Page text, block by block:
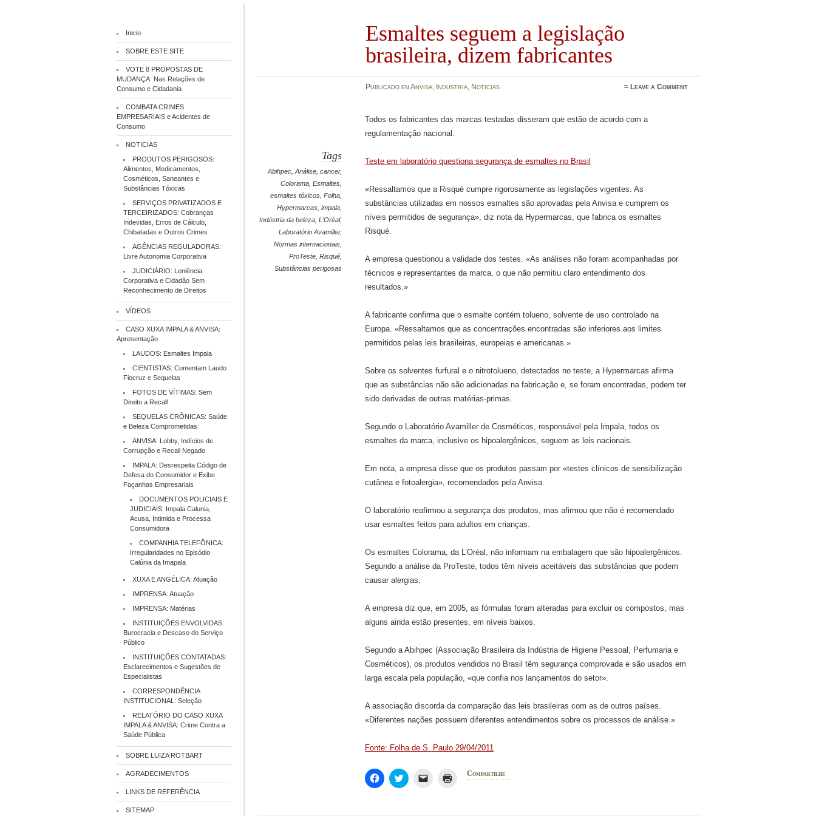
Esmaltes seguem a legislação
brasileira, dizem fabricantes
Publicado en Anvisa, Industria, Noticias ≈ Leave a Comment
Tags
Abihpec ,Análise ,cancer,
Colorama ,Esmaltes
esmaltes tóxicos ,Folha
Hypermarcas ,impala
Indústria da beleza ,L'Oréal,
Laboratório Avamiller,
Normas internacionais
ProTeste ,Risqué
Substâncias perigosas
Todos os fabricantes das marcas testadas disseram que estão de acordo com a
regulamentação nacional.
Teste em laboratório questiona segurança de esmaltes no Brasil
«Ressaltamos que a Risqué cumpre rigorosamente as legislações vigentes. As
substâncias utilizadas em nossos esmaltes são aprovadas pela Anvisa e cumprem os
níveis permitidos de segurança», diz nota da Hypermarcas, que fabrica os esmaltes
Risqué.
A empresa questionou a validade dos testes. «As análises não foram acompanhadas por
técnicos e representantes da marca, o que não permitiu claro entendimento dos
resultados.»
A fabricante confirma que o esmalte contém tolueno, solvente de uso controlado na
Europa. «Ressaltamos que as concentrações encontradas são inferiores aos limites
permitidos pelas leis brasileiras, europeias e americanas.»
Sobre os solventes furfural e o nitrotolueno, detectados no teste, a Hypermarcas afirma
que as substâncias não são adicionadas na fabricação e, se foram encontradas, podem ter
sido derivadas de outras matérias-primas.
Segundo o Laboratório Avamiller de Cosméticos, responsável pela Impala, todos os
esmaltes da marca, inclusive os hipoalergênicos, seguem as leis nacionais.
Em nota, a empresa disse que os produtos passam por «testes clínicos de sensibilização
cutânea e fotoalergia», recomendados pela Anvisa.
O laboratório reafirmou a segurança dos produtos, mas afirmou que não é recomendado
usar esmaltes feitos para adultos em crianças.
Os esmaltes Colorama, da L’Oréal, não informam na embalagem que são hipoalergênicos.
Segundo a análise da ProTeste, todos têm níveis aceitáveis das substâncias que podem
causar alergias.
A empresa diz que, em 2005, as fórmulas foram alteradas para excluir os compostos, mas
alguns ainda estão presentes, em níveis baixos.
Segundo a Abihpec (Associação Brasileira da Indústria de Higiene Pessoal, Perfumaria e
Cosméticos), os produtos vendidos no Brasil têm segurança comprovada e são usados em
larga escala pela população, «que confia nos lançamentos do setor».
A associação discorda da comparação das leis brasileiras com as de outros países.
«Diferentes nações possuem diferentes entendimentos sobre os processos de análise.»
Fonte: Folha de S. Paulo 29/04/2011
Compartilhe
Haz
clic
Haz
clic
Haz Haz
Inicio
SOBRE ESTE SITE
VOTE 8 PROPOSTAS DE
MUDANÇA: Nas Relações de
Consumo e Cidadania
COMBATA CRIMES
EMPRESARIAIS e Acidentes de
Consumo
NOTICIAS
PRODUTOS PERIGOSOS:
Alimentos, Medicamentos,
Cosméticos, Saneantes e
Substâncias Tóxicas
SERVIÇOS PRIVATIZADOS E
TERCEIRIZADOS: Cobranças
Indevidas, Erros de Cálculo,
Chibatadas e Outros Crimes
AGÊNCIAS REGULADORAS:
Livre Autonomia Corporativa
JUDICIÁRIO: Leniência
Corporativa e Cidadão Sem
Reconhecimento de Direitos
VÍDEOS
CASO XUXA IMPALA & ANVISA:
Apresentação
LAUDOS: Esmaltes Impala
CIENTISTAS: Comentam Laudo
Fiocruz e Sequelas
FOTOS DE VÍTIMAS: Sem
Direito a Recall
SEQUELAS CRÔNICAS: Saúde
e Beleza Comprometidas
ANVISA: Lobby, Indícios de
Corrupção e Recall Negado
IMPALA: Desrespeita Código de
Defesa do Consumidor e Exibe
Façanhas Empresariais
DOCUMENTOS POLICIAIS E
JUDICIAIS: Impala Calunia,
Acusa, Intimida e Processa
Consumidora
COMPANHIA TELEFÔNICA:
Irregularidades no Episódio
Calúnia da Imapala
XUXA E ANGÉLICA: Atuação
IMPRENSA: Atuação
IMPRENSA: Matérias
INSTITUIÇÕES ENVOLVIDAS:
Burocracia e Descaso do Serviço
Público
INSTITUIÇÕES CONTATADAS:
Esclarecimentos e Sugestões de
Especialistas
CORRESPONDÊNCIA
INSTITUCIONAL: Seleção
RELATÓRIO DO CASO XUXA
IMPALA & ANVISA: Crime Contra a
Saúde Pública
SOBRE LUIZA ROTBART
AGRADECIMENTOS
LINKS DE REFERÊNCIA
SITEMAP